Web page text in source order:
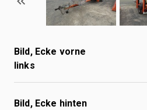
Bild, Ecke vorne
links
Bild, Ecke hinten